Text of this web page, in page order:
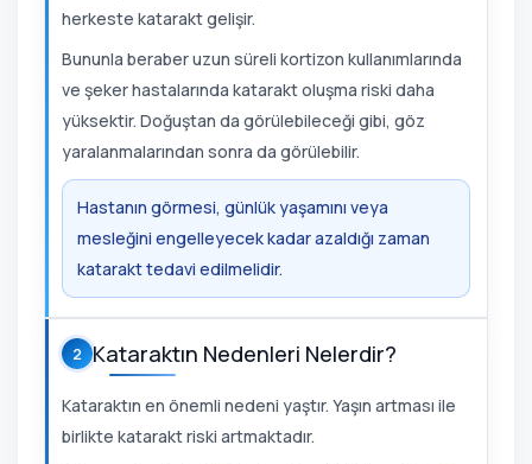
herkeste katarakt gelişir.
Bununla beraber uzun süreli kortizon kullanımlarında
ve şeker hastalarında katarakt oluşma riski daha
yüksektir. Doğuştan da görülebileceği gibi, göz
yaralanmalarından sonra da görülebilir.
Hastanın görmesi, günlük yaşamını veya
mesleğini engelleyecek kadar azaldığı zaman
katarakt tedavi edilmelidir.
2 Kataraktın Nedenleri Nelerdir?
Kataraktın en önemli nedeni yaştır. Yaşın artması ile
birlikte katarakt riski artmaktadır.